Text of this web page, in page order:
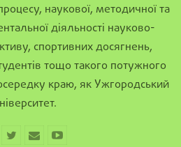
наукової, методичної та
діяльності науково-
спортивних досягнень,
тощо такого потужного
краю, як Ужгородський